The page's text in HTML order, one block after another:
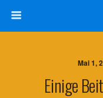
Mai 1,
Einige